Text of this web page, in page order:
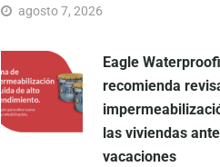
agosto 7, 2026
Eagle
recomienda
las viviendas
vacaciones